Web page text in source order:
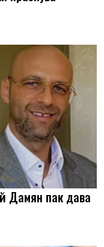
Дамян пак дава